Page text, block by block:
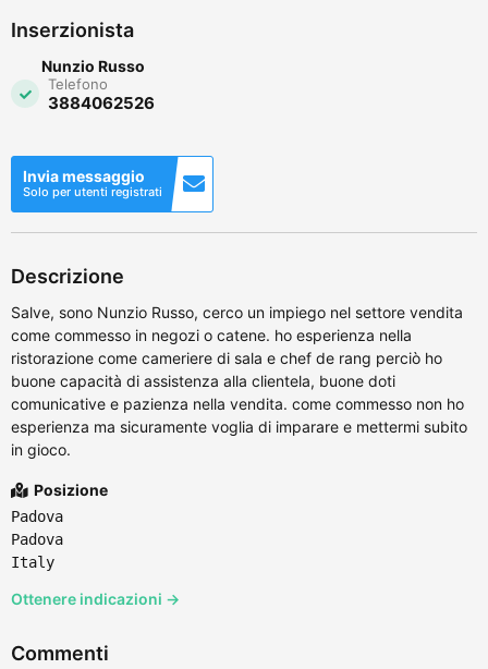
Inserzionista
Nunzio Russo
Telefono
3884062526
Invia messaggio
Solo per utenti registrati
Descrizione
Salve, sono Nunzio Russo, cerco un impiego nel settore vendita
come commesso in negozi o catene. ho esperienza nella
ristorazione come cameriere di sala e chef de rang perciò ho
buone capacità di assistenza alla clientela, buone doti
comunicative e pazienza nella vendita. come commesso non ho
esperienza ma sicuramente voglia di imparare e mettermi subito
in gioco.
Posizione
Padova
Padova
Italy
Ottenere indicazioni →
Commenti